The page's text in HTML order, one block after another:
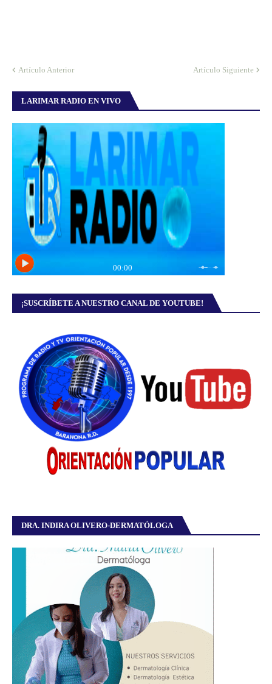
Artículo Anterior Artículo Siguiente
LARIMAR RADIO EN VIVO
¡SUSCRÍBETE A NUESTRO CANAL DE YOUTUBE!
DRA. INDIRA OLIVERO-DERMATÓLOGA